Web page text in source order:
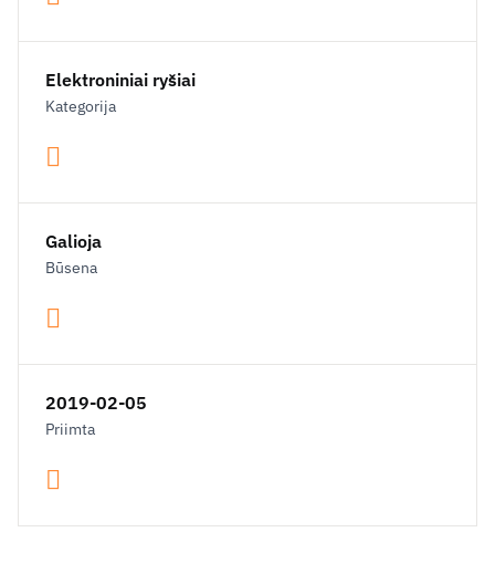
Elektroniniai ryšiai
Kategorija
Galioja
Būsena
2019-02-05
Priimta